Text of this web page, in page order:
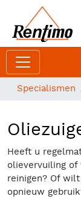
Specialismen
Heeft u
olievervuiling
reinigen? Of
opnieuw